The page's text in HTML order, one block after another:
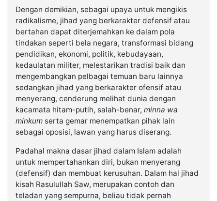
Dengan demikian, sebagai upaya untuk mengikis
radikalisme, jihad yang berkarakter defensif atau
bertahan dapat diterjemahkan ke dalam pola
tindakan seperti bela negara, transformasi bidang
pendidikan, ekonomi, politik, kebudayaan,
kedaulatan militer, melestarikan tradisi baik dan
mengembangkan pelbagai temuan baru lainnya
sedangkan jihad yang berkarakter ofensif atau
menyerang, cenderung melihat dunia dengan
kacamata hitam-putih, salah-benar, minna wa
minkum serta gemar menempatkan pihak lain
sebagai oposisi, lawan yang harus diserang.
Padahal makna dasar jihad dalam Islam adalah
untuk mempertahankan diri, bukan menyerang
(defensif) dan membuat kerusuhan. Dalam hal jihad
kisah Rasulullah Saw, merupakan contoh dan
teladan yang sempurna, beliau tidak pernah